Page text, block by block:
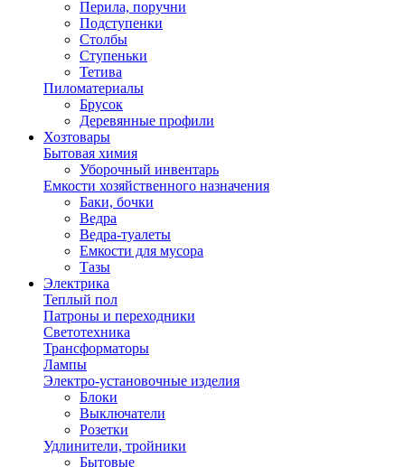
Перила, поручни
Подступенки
Столбы
Ступеньки
Тетива
Пиломатериалы
Брусок
Деревянные профили
Хозтовары
Бытовая химия
Уборочный инвентарь
Емкости хозяйственного назначения
Баки, бочки
Ведра
Ведра-туалеты
Емкости для мусора
Тазы
Электрика
Теплый пол
Патроны и переходники
Светотехника
Трансформаторы
Лампы
Электро-установочные изделия
Блоки
Выключатели
Розетки
Удлинители, тройники
Бытовые